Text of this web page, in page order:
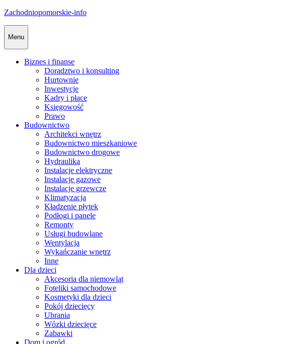
Skip
Zachodniopomorskie-info
Menu
Biznes i finanse
Doradztwo i konsulting
Hurtownie
Inwestycje
Kadry i płace
Księgowość
Prawo
Budownictwo
Architekci wnętrz
Budownictwo mieszkaniowe
Budownictwo drogowe
Hydraulika
Instalacje elektryczne
Instalacje gazowe
Instalacje grzewcze
Klimatyzacja
Kładzenie płytek
Podłogi i panele
Remonty
Usługi budowlane
Wentylacja
Wykańczanie wnętrz
Inne
Dla dzieci
Akcesoria dla niemowląt
Foteliki samochodowe
Kosmetyki dla dzieci
Pokój dziecięcy
Ubrania
Wózki dziecięce
Zabawki
Dom i ogród